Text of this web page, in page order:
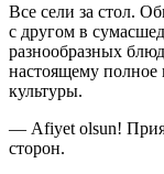
Все сели за стол.
с другом в
разнообразных
настоящему полное
культуры.
— Afiyet olsun!
сторон.